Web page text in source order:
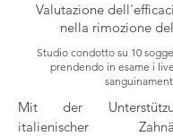
Valutazione
nella rimozione
Studio condotto su 10
prendendo in esame i
Mit der
italienischer